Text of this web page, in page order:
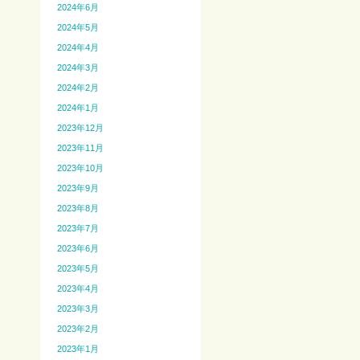
2024年6月
2024年5月
2024年4月
2024年3月
2024年2月
2024年1月
2023年12月
2023年11月
2023年10月
2023年9月
2023年8月
2023年7月
2023年6月
2023年5月
2023年4月
2023年3月
2023年2月
2023年1月